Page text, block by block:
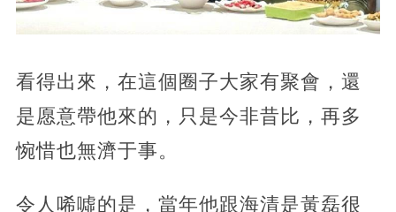
看得出來，在這個圈子大家有聚會，還
是愿意帶他來的，只是今非昔比，再多
惋惜也無濟于事。
令人唏噓的是，當年他跟海清是黃磊很